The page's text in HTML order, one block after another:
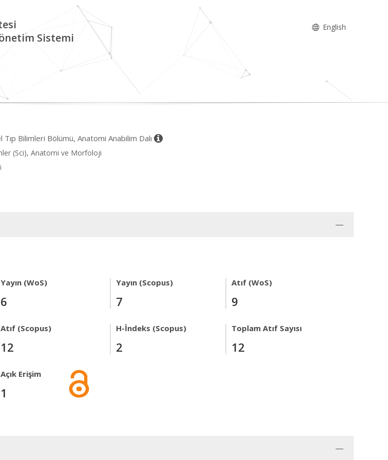
Sistemi
English
Tıp Bilimleri Bölümü, Anatomi Anabilim Dalı
(Sci), Anatomi ve Morfoloji
Yayın (WoS)
6
Yayın (Scopus)
7
Atıf (WoS)
9
Atıf (Scopus)
12
H-İndeks (Scopus)
2
Toplam Atıf Sayısı
12
Açık Erişim
1